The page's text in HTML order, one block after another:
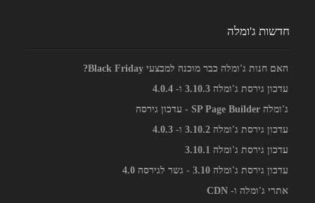
חדשות ג'ומלה
האם חנות ג'ומלה כבר מוכנה למבצעי Black Friday?
עדכון גירסת ג'ומלה 3.10.3 ו- 4.0.4
ג'ומלה SP Page Builder - עדכון גירסה
עדכון גירסת ג'ומלה 3.10.2 ו- 4.0.3
עדכון גירסת ג'ומלה 3.10.1
עדכון גירסת ג'ומלה 3.10 - גשר לגירסה 4.0
אתרי ג'ומלה ו- CDN